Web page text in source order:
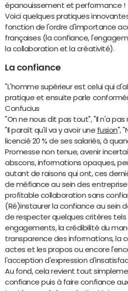
épanouissement et performance !
Voici quelques pratiques
fonction de l'ordre d'importance
françaises (la confiance,
la collaboration et la créativité).
La confiance
"L'homme supérieur est celui qui
pratique et ensuite parle
Confucius
"On ne nous dit pas tout", "Il n'a
"Il paraît qu'il va y avoir une fusion",
licencié 20 % de ses salariés, à
Promesse non tenue, avenir
abscons, informations opaques,
autant de raisons qui ont, ces
de méfiance au sein des
profitable collaboration sans
(Ré)instaurer la confiance au sein
de respecter quelques critères
engagements, la crédibilité du
transparence des informations, la
actes et les propos ou encore
l'acception d'expression
Au fond, cela revient tout
confiance puis à faire confiance